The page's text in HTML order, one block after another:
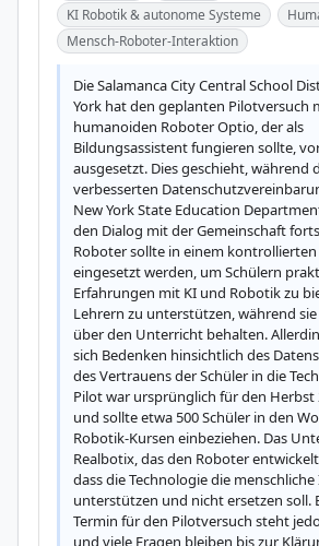
KI Robotik & autonome Systeme
Mensch-Roboter-Interaktion
Die Salamanca City Central School
York hat den geplanten Pilotversuch
humanoiden Roboter Optio, der als
Bildungsassistent fungieren sollte,
ausgesetzt. Dies geschieht, während
verbesserten
New York State Education
den Dialog mit der Gemeinschaft
Roboter sollte in einem
eingesetzt werden, um Schülern
Erfahrungen mit KI und Robotik zu
Lehrern zu unterstützen, während
über den Unterricht behalten.
sich Bedenken hinsichtlich des
des Vertrauens der Schüler in die
Pilot war ursprünglich für den Herbst
und sollte etwa 500 Schüler in den
Robotik-Kursen einbeziehen. Das
Realbotix, das den Roboter
dass die Technologie die
unterstützen und nicht ersetzen soll.
Termin für den Pilotversuch steht
und viele Fragen bleiben bis zur